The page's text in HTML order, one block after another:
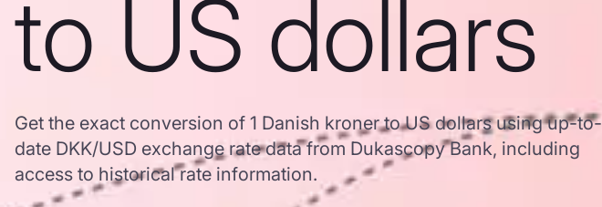
to US dollars
Get the exact conversion of 1 Danish kroner to US dollars using up-to-
date DKK/USD exchange rate data from Dukascopy Bank, including
access to historical rate information.